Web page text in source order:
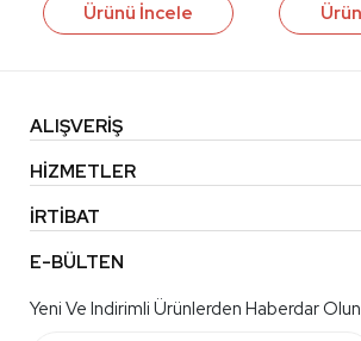
Ürünü İncele
ALIŞVERİŞ
HİZMETLER
İRTİBAT
E-BÜLTEN
Yeni Ve Indirimli Ürünlerden Haberdar